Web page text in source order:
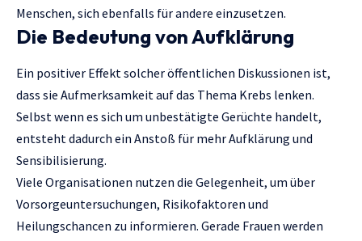
Menschen, sich ebenfalls für andere einzusetzen.
Die Bedeutung von Aufklärung
Ein positiver Effekt solcher öffentlichen Diskussionen ist,
dass sie Aufmerksamkeit auf das Thema Krebs lenken.
Selbst wenn es sich um unbestätigte Gerüchte handelt,
entsteht dadurch ein Anstoß für mehr Aufklärung und
Sensibilisierung.
Viele Organisationen nutzen die Gelegenheit, um über
Vorsorgeuntersuchungen, Risikofaktoren und
Heilungschancen zu informieren. Gerade Frauen werden